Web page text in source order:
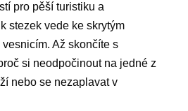
pro pěší turistiku a
stezek vede ke skrytým
Až skončíte s
si neodpočinout na jedné z
nebo se nezaplavat v